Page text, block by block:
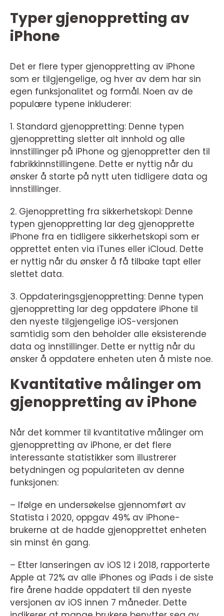
Typer gjenoppretting av
iPhone
Det er flere typer gjenoppretting av iPhone
som er tilgjengelige, og hver av dem har sin
egen funksjonalitet og formål. Noen av de
populære typene inkluderer:
1. Standard gjenoppretting: Denne typen
gjenoppretting sletter alt innhold og alle
innstillinger på iPhone og gjenoppretter den til
fabrikkinnstillingene. Dette er nyttig når du
ønsker å starte på nytt uten tidligere data og
innstillinger.
2. Gjenoppretting fra sikkerhetskopi: Denne
typen gjenoppretting lar deg gjenopprette
iPhone fra en tidligere sikkerhetskopi som er
opprettet enten via iTunes eller iCloud. Dette
er nyttig når du ønsker å få tilbake tapt eller
slettet data.
3. Oppdateringsgjenoppretting: Denne typen
gjenoppretting lar deg oppdatere iPhone til
den nyeste tilgjengelige iOS-versjonen
samtidig som den beholder alle eksisterende
data og innstillinger. Dette er nyttig når du
ønsker å oppdatere enheten uten å miste noe.
Kvantitative målinger om
gjenoppretting av iPhone
Når det kommer til kvantitative målinger om
gjenoppretting av iPhone, er det flere
interessante statistikker som illustrerer
betydningen og populariteten av denne
funksjonen:
– Ifølge en undersøkelse gjennomført av
Statista i 2020, oppgav 49% av iPhone-
brukerne at de hadde gjenopprettet enheten
sin minst én gang.
– Etter lanseringen av iOS 12 i 2018, rapporterte
Apple at 72% av alle iPhones og iPads i de siste
fire årene hadde oppdatert til den nyeste
versjonen av iOS innen 7 måneder. Dette